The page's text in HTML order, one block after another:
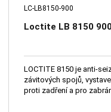
LC-LB8150-900
Loctite LB 8150
LOCTITE 8150 je anti-
závitových spojů,
proti zadření a pro